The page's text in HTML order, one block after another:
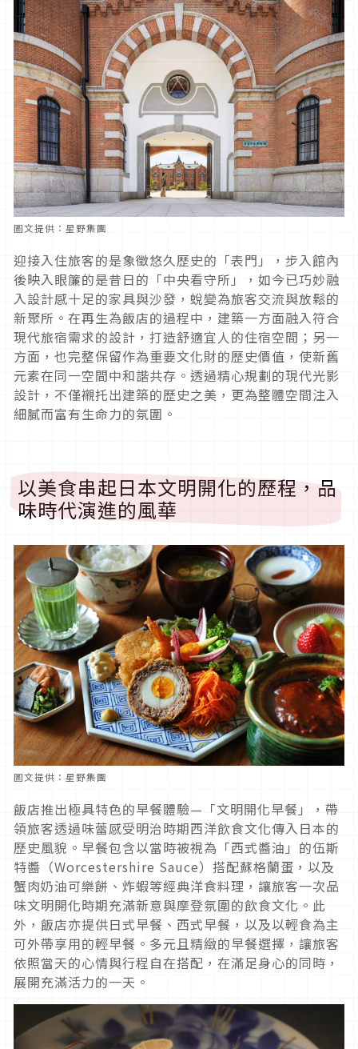
圖文提供：星野集團
迎接入住旅客的是象徵悠久歷史的「表門」，步入館內
後映入眼簾的是昔日的「中央看守所」，如今已巧妙融
入設計感十足的家具與沙發，蛻變為旅客交流與放鬆的
新聚所。在再生為飯店的過程中，建築一方面融入符合
現代旅宿需求的設計，打造舒適宜人的住宿空間；另一
方面，也完整保留作為重要文化財的歷史價值，使新舊
元素在同一空間中和諧共存。透過精心規劃的現代光影
設計，不僅襯托出建築的歷史之美，更為整體空間注入
細膩而富有生命力的氛圍。
以美食串起日本文明開化的歷程，品
味時代演進的風華
圖文提供：星野集團
飯店推出極具特色的早餐體驗—「文明開化早餐」，帶
領旅客透過味蕾感受明治時期西洋飲食文化傳入日本的
歷史風貌。早餐包含以當時被視為「西式醬油」的伍斯
特醬（Worcestershire Sauce）搭配蘇格蘭蛋，以及
蟹肉奶油可樂餅、炸蝦等經典洋食料理，讓旅客一次品
味文明開化時期充滿新意與摩登氛圍的飲食文化。此
外，飯店亦提供日式早餐、西式早餐，以及以輕食為主
可外帶享用的輕早餐。多元且精緻的早餐選擇，讓旅客
依照當天的心情與行程自在搭配，在滿足身心的同時，
展開充滿活力的一天。